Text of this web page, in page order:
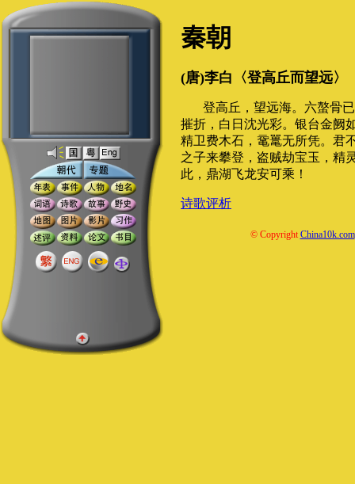
秦朝
(唐)李白〈登高丘而望远〉
登高丘，望远海。六螯骨
摧折，白日沈光彩。银台金阙
精卫费木石，鼋鼍无所凭。君
之子来攀登，盗贼劫宝玉，精
此，鼎湖飞龙安可乘！
诗歌评析
© CopyrightChina10k.com